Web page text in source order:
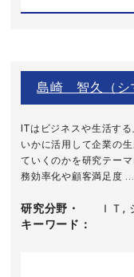
島崎 智久（シ
ITはビジネスや生活す
いかに活用して企業の
ていくのかを研究テー
務効率化や顧客満足度 ...
研究分野・
キーワード
ＩＴ,